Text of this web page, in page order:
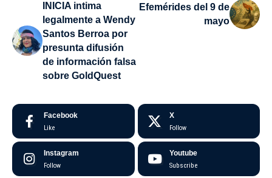
INICIA intima
legalmente a Wendy
Santos Berroa por
presunta difusión
de información falsa
sobre GoldQuest
Efemérides del 9 de
mayo
Facebook
Like
X
Follow
Instagram
Follow
Youtube
Subscribe